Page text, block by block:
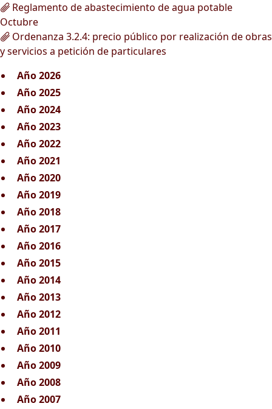
Reglamento de abastecimiento de agua potable
Octubre
Ordenanza 3.2.4: precio público por realización de obras
y servicios a petición de particulares
Año 2026
Año 2025
Año 2024
Año 2023
Año 2022
Año 2021
Año 2020
Año 2019
Año 2018
Año 2017
Año 2016
Año 2015
Año 2014
Año 2013
Año 2012
Año 2011
Año 2010
Año 2009
Año 2008
Año 2007